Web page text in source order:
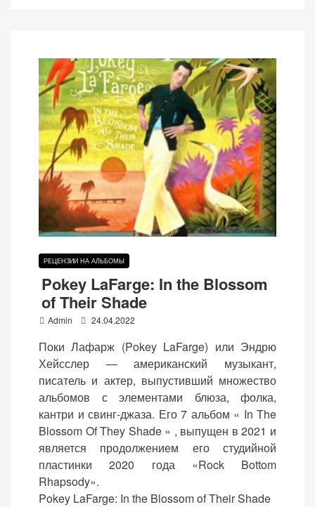
РЕЦЕНЗИИ НА АЛЬБОМЫ
Pokey LaFarge: In the Blossom
of Their Shade
Admin
s
t
e
d
o
n
24.04.2022
Поки Лафарж (Pokey LaFarge) или Эндрю
Хейсслер — американский музыкант,
писатель и актер, выпустивший множество
альбомов с элементами блюза, фолка,
кантри и свинг-джаза. Его 7 альбом « In The
Blossom Of They Shade » , выпущен в 2021 и
является продолжением его студийной
пластинки 2020 года «Rock Bottom
Rhapsody».
Pokey LaFarge: In the Blossom of Their Shade